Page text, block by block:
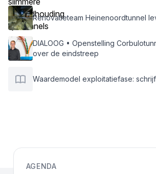
Renovatieteam Heinenoordtunnel
DIALOOG • Openstelling
over de eindstreep
Waardemodel exploitatiefase:
AGENDA